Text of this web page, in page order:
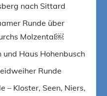
nach Sittard
Runde über
Molzental￼
und Haus Hohenbusch
Runde
– Kloster, Seen, Niers,